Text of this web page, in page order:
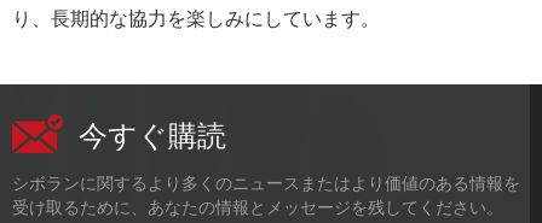
り、長期的な協力を楽しみにしています。
今すぐ購読
シボランに関するより多くのニュースまたはより価値のある情報を
受け取るために、あなたの情報とメッセージを残してください。